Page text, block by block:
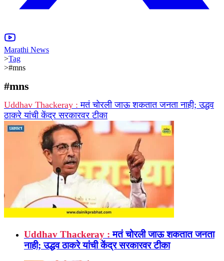
Marathi News
>Tag
>#mns
#mns
Uddhav Thackeray : मतं चोरली जाऊ शकतात जनता नाही; उद्धव
ठाकरे यांची केंद्र सरकारवर टीका
Uddhav Thackeray : मतं चोरली जाऊ शकतात जनता
नाही; उद्धव ठाकरे यांची केंद्र सरकारवर टीका